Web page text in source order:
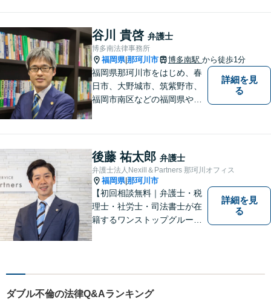
も、早めにお越しいただい
て、一緒に解決を目指しまし
ょう。
谷川 貴啓 弁護士
博多南法律事務所
福岡県|那珂川市 博多南駅 から徒歩1分
福岡県那珂川市をはじめ、春
日市、大野城市、筑紫野市、
福岡市南区などの福岡県や九
す！【弁護士歴15年】【博多
南駅から徒歩30秒】【予約で
時間外、休日相談可能】【法
テラス利用可】
詳細を見
る
後藤 祐太郎 弁護士
弁護士法人Nexill＆Partners 那珂川オフィス
福岡県|那珂川市
【初回相談無料｜弁護士・税
理士・社労士・司法書士が在
籍するワンストップグルー
等複数士業の知識が必要な案
プクラスの豊富な実績。
詳細を見
る
ダブル不倫の法律Q&Aランキング